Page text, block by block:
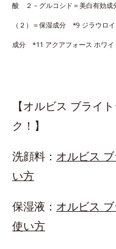
酸 ２－グルコシド＝美白有効成
（２）＝保湿成分 *9 ジラウロ
成分 *11 アクアフォース ホワイ
【オルビス ブライ
ク！】
洗顔料： オルビス
い方
保湿液： オルビス
使い方